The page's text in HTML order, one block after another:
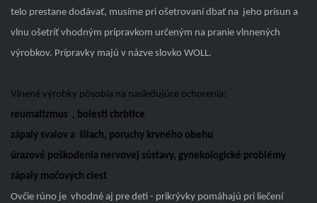
telo prestane dodávať, musíme pri ošetrovaní dbať na jeho prísun a
vlnu ošetríť vhodným prípravkom určeným na pranie vlnnených
výrobkov. Prípravky majú v názve slovko WOLL.
Vlnené výrobky pôsobia na nasledujúce ochorenia:
reumatizmus , bolesti chrbtice
zápaly svalov a šliach, poruchy krvného obehu
úrazové poškodenia nervovej sústavy, gynekologické problémy
zápaly močových ciest
Ovčie rúno je vhodné aj pre deti - prikrývky pomáhajú pri liečení